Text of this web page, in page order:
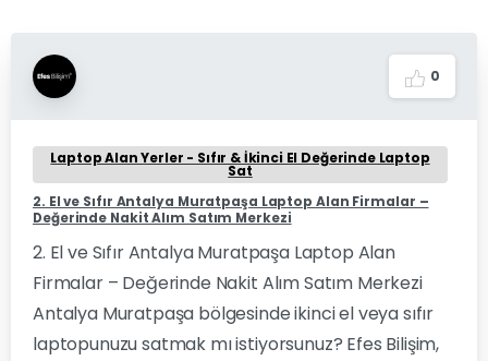
0
Laptop Alan Yerler - Sıfır & İkinci El Değerinde Laptop
Sat
2. El ve Sıfır Antalya Muratpaşa Laptop Alan Firmalar –
Değerinde Nakit Alım Satım Merkezi
2. El ve Sıfır Antalya Muratpaşa Laptop Alan
Firmalar – Değerinde Nakit Alım Satım Merkezi
Antalya Muratpaşa bölgesinde ikinci el veya sıfır
laptopunuzu satmak mı istiyorsunuz? Efes Bilişim,